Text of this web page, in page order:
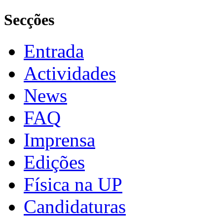
Secções
Entrada
Actividades
News
FAQ
Imprensa
Edições
Física na UP
Candidaturas